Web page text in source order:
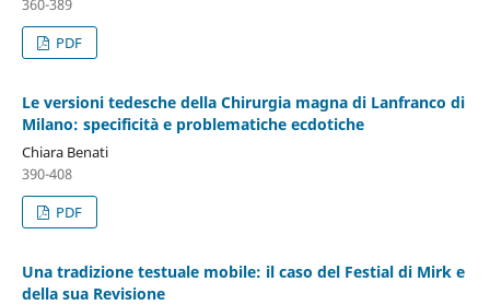
360-389
PDF
Le versioni tedesche della Chirurgia magna di Lanfranco di
Milano: specificità e problematiche ecdotiche
Chiara Benati
390-408
PDF
Una tradizione testuale mobile: il caso del Festial di Mirk e
della sua Revisione